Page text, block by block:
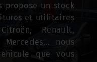
propose un stock
et utilitaires
Renault,
Mercedes... nous
que vous